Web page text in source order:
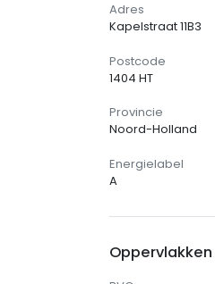
Adres
Kapelstraat 11B3
Postcode
1404 HT
Provincie
Noord-Holland
Energielabel
A
Oppervlakken